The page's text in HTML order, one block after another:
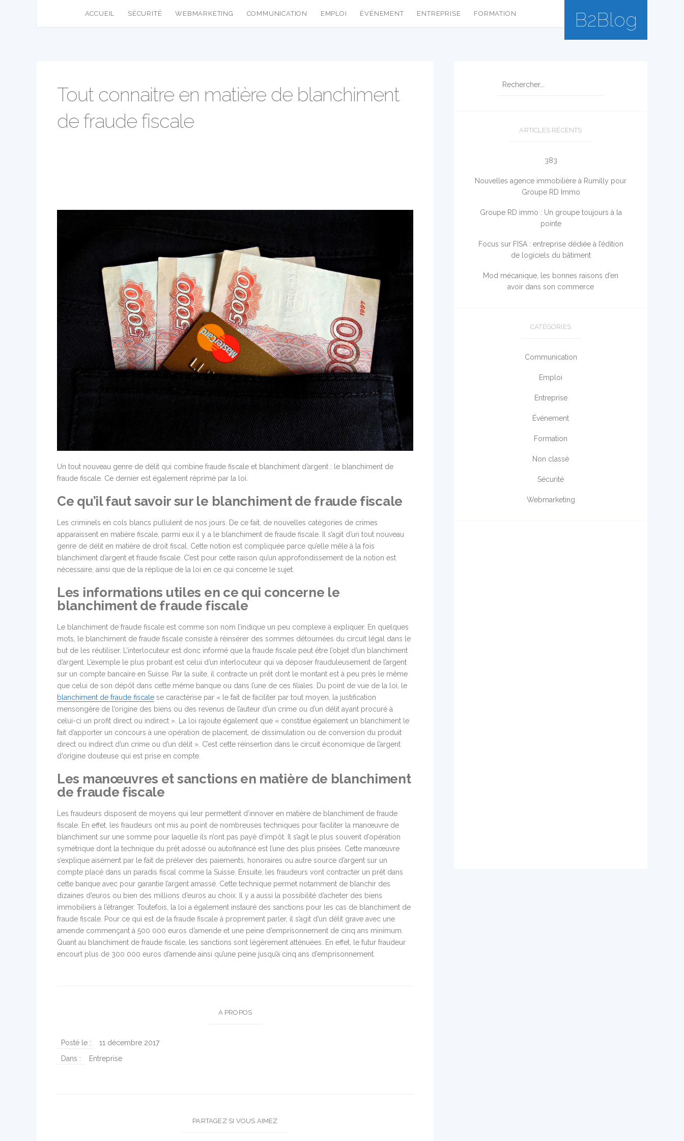
ACCUEIL SÉCURITÉ WEBMARKETING COMMUNICATION EMPLOI ÉVÉNEMENT ENTREPRISE FORMATION B2Blog
Tout connaitre en matière de blanchiment
de fraude fiscale
Un tout nouveau genre de délit qui combine fraude fiscale et blanchiment d’argent : le blanchiment de
fraude fiscale. Ce dernier est également réprimé par la loi.
Ce qu’il faut savoir sur le blanchiment de fraude fiscale
Les criminels en cols blancs pullulent de nos jours. De ce fait, de nouvelles catégories de crimes
apparaissent en matière fiscale, parmi eux il y a le blanchiment de fraude fiscale. Il s’agit d’un tout nouveau
genre de délit en matière de droit fiscal. Cette notion est compliquée parce qu’elle mêle à la fois
blanchiment d’argent et fraude fiscale. C’est pour cette raison qu’un approfondissement de la notion est
nécessaire, ainsi que de la réplique de la loi en ce qui concerne le sujet.
Les informations utiles en ce qui concerne le
blanchiment de fraude fiscale
Le blanchiment de fraude fiscale est comme son nom l’indique un peu complexe à expliquer. En quelques
mots, le blanchiment de fraude fiscale consiste à réinsérer des sommes détournées du circuit légal dans le
but de les réutiliser. L’interlocuteur est donc informé que la fraude fiscale peut être l’objet d’un blanchiment
d’argent. L’exemple le plus probant est celui d’un interlocuteur qui va déposer frauduleusement de l’argent
sur un compte bancaire en Suisse. Par la suite, il contracte un prêt dont le montant est à peu près le même
que celui de son dépôt dans cette même banque ou dans l’une de ces filiales. Du point de vue de la loi, le
blanchiment de fraude fiscale se caractérise par « le fait de faciliter par tout moyen, la justification
mensongère de l’origine des biens ou des revenus de l’auteur d’un crime ou d’un délit ayant procuré à
celui-ci un profit direct ou indirect ». La loi rajoute également que « constitue également un blanchiment le
fait d’apporter un concours à une opération de placement, de dissimulation ou de conversion du produit
direct ou indirect d’un crime ou d’un délit ». C’est cette réinsertion dans le circuit économique de l’argent
d’origine douteuse qui est prise en compte.
Les manœuvres et sanctions en matière de blanchiment
de fraude fiscale
Les fraudeurs disposent de moyens qui leur permettent d’innover en matière de blanchiment de fraude
fiscale. En effet, les fraudeurs ont mis au point de nombreuses techniques pour faciliter la manœuvre de
blanchiment sur une somme pour laquelle ils n’ont pas payé d’impôt. Il s’agit le plus souvent d’opération
symétrique dont la technique du prêt adossé ou autofinancé est l’une des plus prisées. Cette manœuvre
s’explique aisément par le fait de prélever des paiements, honoraires ou autre source d’argent sur un
compte placé dans un paradis fiscal comme la Suisse. Ensuite, les fraudeurs vont contracter un prêt dans
cette banque avec pour garantie l’argent amassé. Cette technique permet notamment de blanchir des
dizaines d’euros ou bien des millions d’euros au choix. Il y a aussi la possibilité d’acheter des biens
immobiliers à l’étranger. Toutefois, la loi a également instauré des sanctions pour les cas de blanchiment de
fraude fiscale. Pour ce qui est de la fraude fiscale à proprement parler, il s’agit d’un délit grave avec une
amende commençant à 500 000 euros d’amende et une peine d’emprisonnement de cinq ans minimum.
Quant au blanchiment de fraude fiscale, les sanctions sont légèrement atténuées. En effet, le futur fraudeur
encourt plus de 300 000 euros d’amende ainsi qu’une peine jusqu’à cinq ans d’emprisonnement.
A PROPOS
Posté le :
11 décembre 2017
Dans :
Entreprise
PARTAGEZ SI VOUS AIMEZ
ARTICLES RÉCENTS
383
Nouvelles agence immobilière à Rumilly pour
Groupe RD Immo
Groupe RD immo : Un groupe toujours à la
pointe
Focus sur FISA : entreprise dédiée à l’édition
de logiciels du bâtiment
Mod mécanique, les bonnes raisons d’en
avoir dans son commerce
CATÉGORIES
Communication
Emploi
Entreprise
Événement
Formation
Non classé
Sécurité
Webmarketing